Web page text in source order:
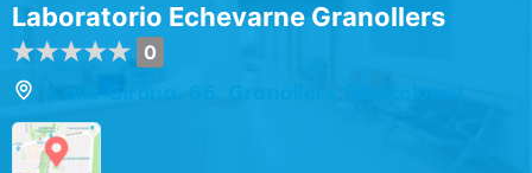
Laboratorio Echevarne Granollers
0